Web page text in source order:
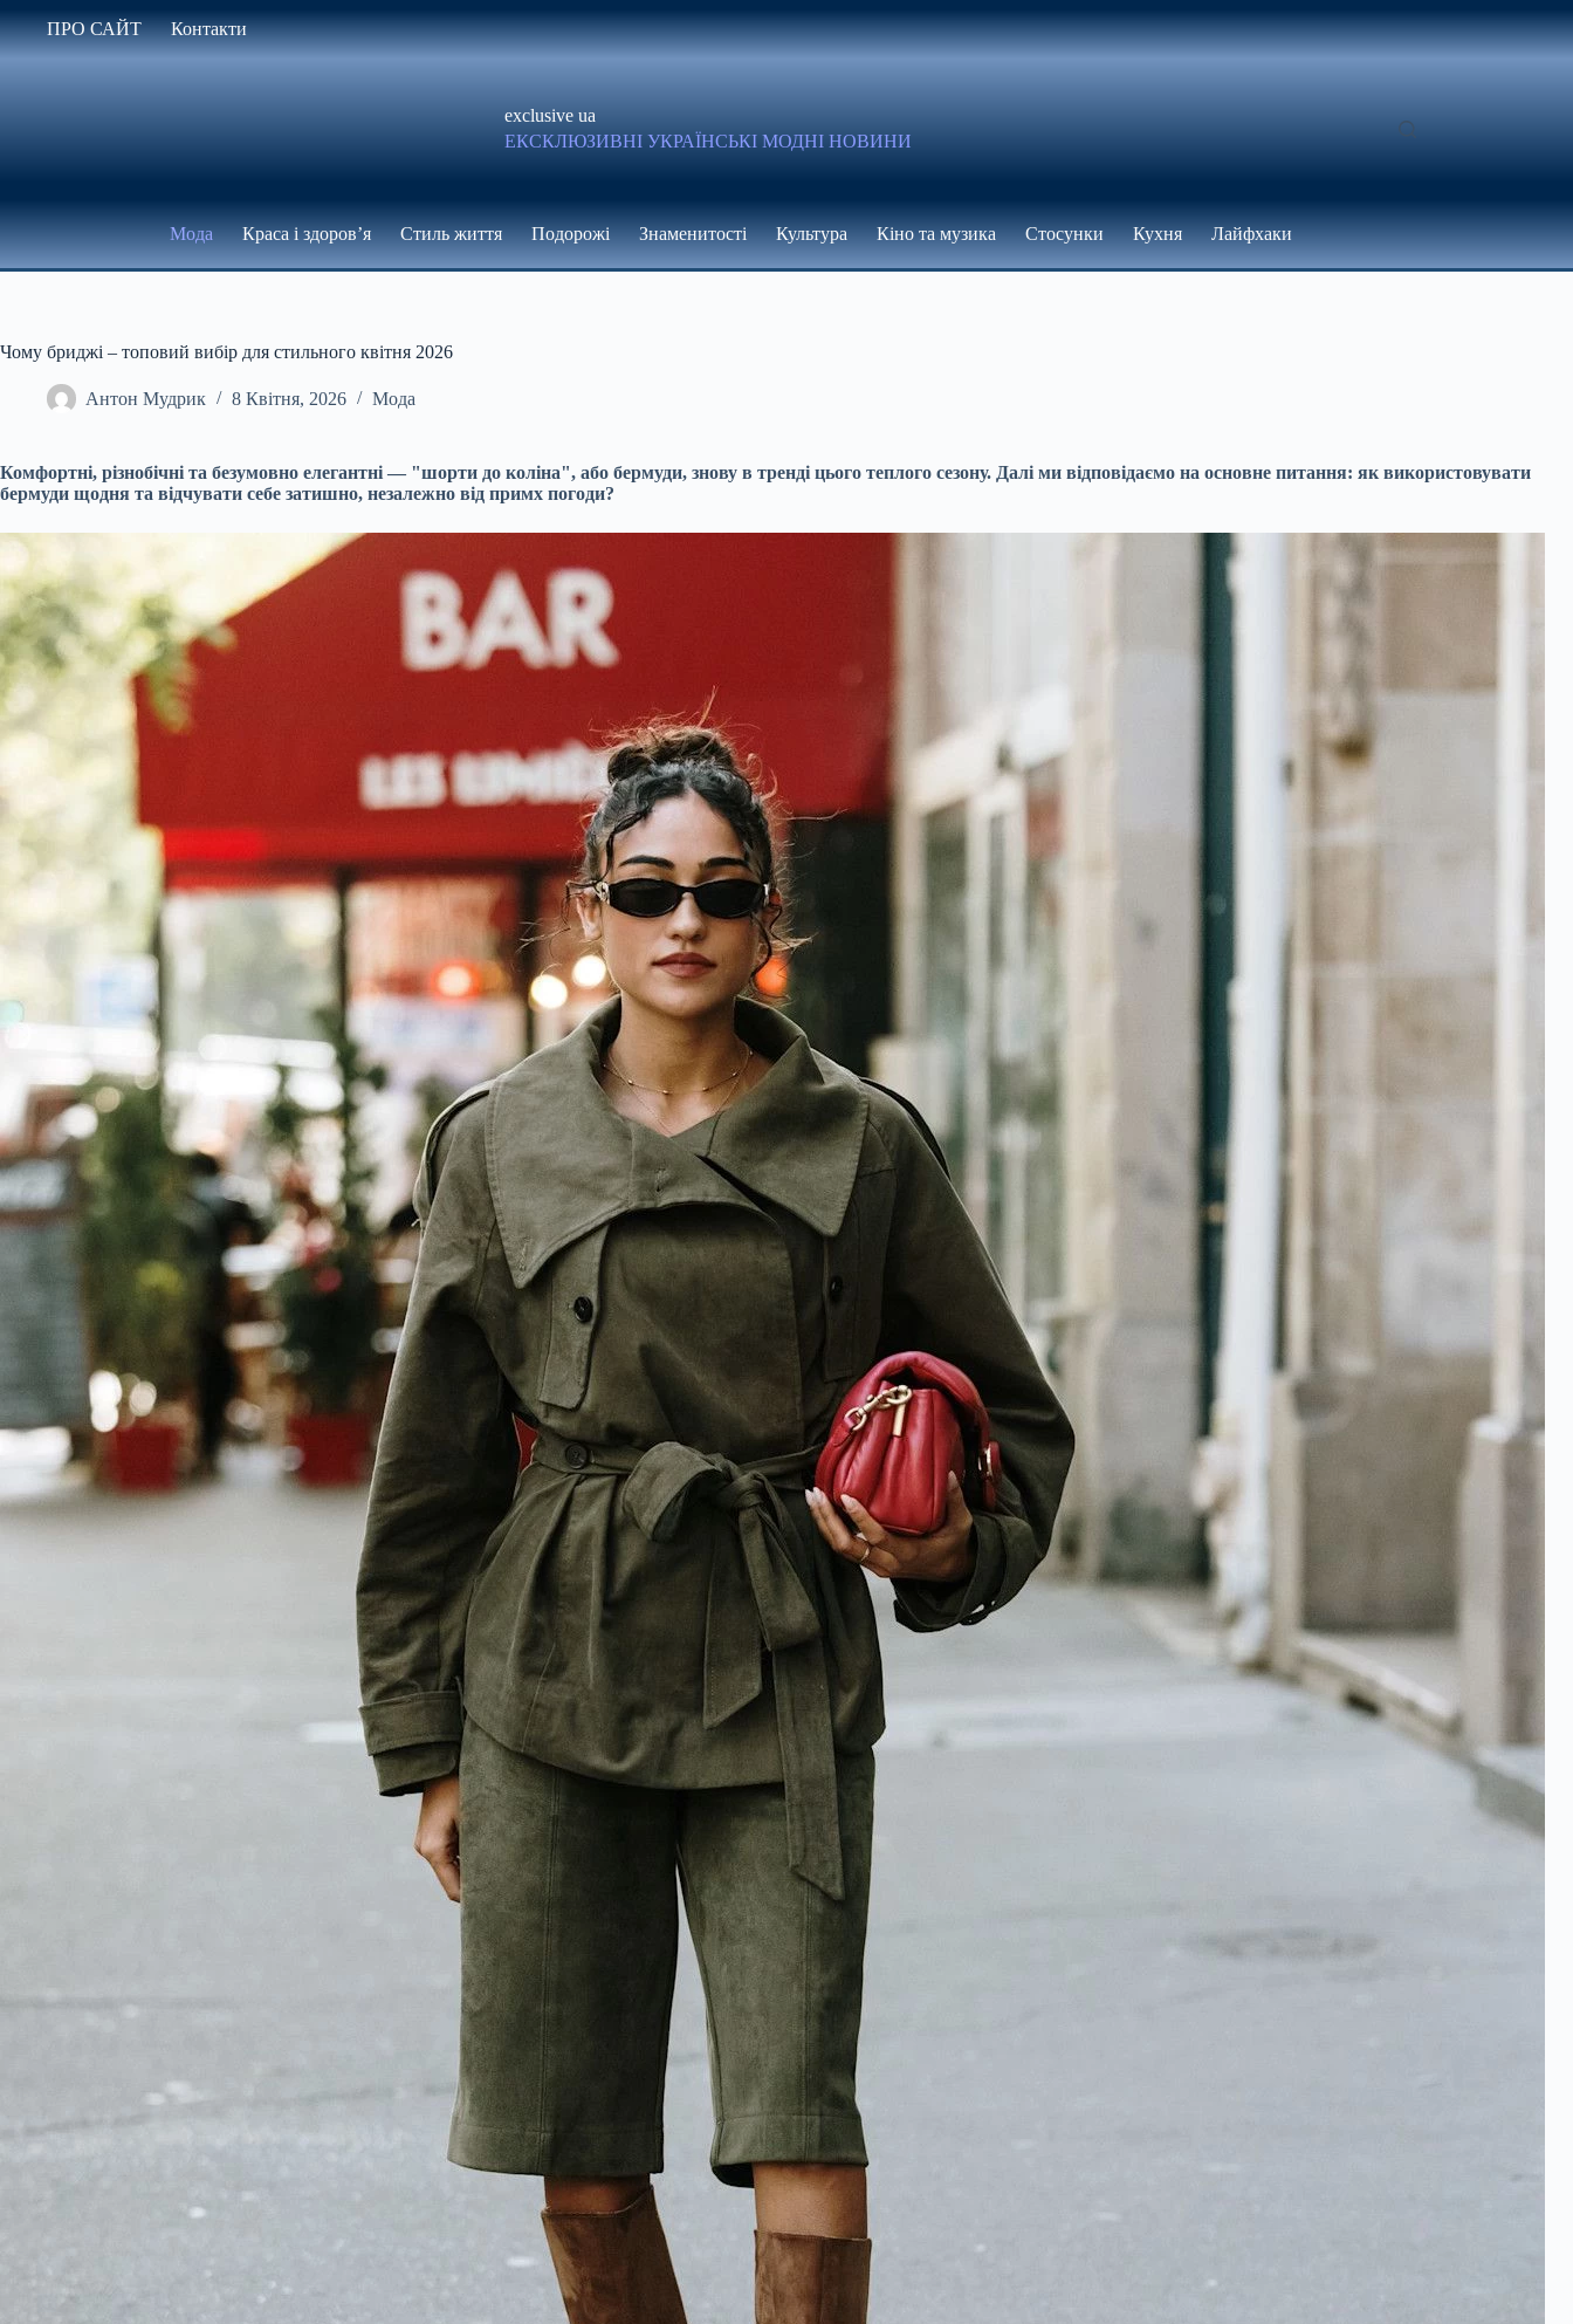
до
вмісту
ПРО САЙТ Контакти
exclusive ua
ЕКСКЛЮЗИВНІ УКРАЇНСЬКІ МОДНІ НОВИНИ
Мода Краса і здоров’я Стиль життя Подорожі Знаменитості Культура Кіно та музика Стосунки Кухня Лайфхаки
Чому бриджі – топовий вибір для стильного квітня 2026
Антон Мудрик 8 Квітня, 2026 Мода
Комфортні, різнобічні та безумовно елегантні — "шорти до коліна", або бермуди, знову в тренді цього теплого сезону. Далі ми відповідаємо на основне питання: як використовувати
бермуди щодня та відчувати себе затишно, незалежно від примх погоди?